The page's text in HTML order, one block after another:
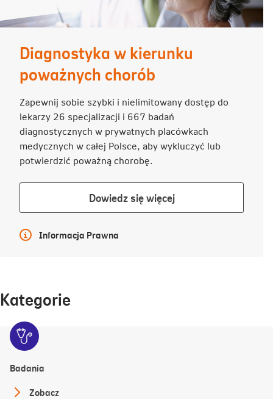
Diagnostyka w kierunku
poważnych chorób
Zapewnij sobie szybki i nielimitowany dostęp do
lekarzy 26 specjalizacji i 667 badań
diagnostycznych w prywatnych placówkach
medycznych w całej Polsce, aby wykluczyć lub
potwierdzić poważną chorobę.
Dowiedz się więcejDowiedz
się
Więcej informacji
Informacja Prawna
Kategorie
Badania
Zobacz